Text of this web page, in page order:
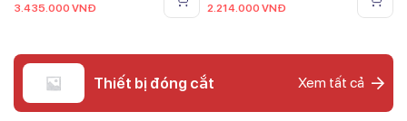
3.435.000 VNĐ
2.214.000 VNĐ
Thiết bị đóng cắt Xem tất cả